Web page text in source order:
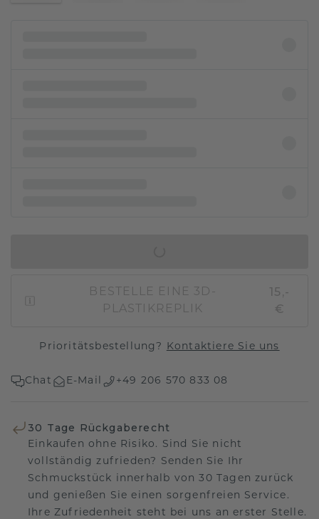
BESTELLE EINE 3D-
PLASTIKREPLIK
15,-
€
Prioritätsbestellung? Kontaktiere Sie uns
Chat E-Mail +49 206 570 833 08
30 Tage Rückgaberecht
Einkaufen ohne Risiko. Sind Sie nicht
vollständig zufrieden? Senden Sie Ihr
Schmuckstück innerhalb von 30 Tagen zurück
und genießen Sie einen sorgenfreien Service.
Ihre Zufriedenheit steht bei uns an erster Stelle.